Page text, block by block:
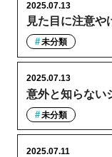
見た目に注意や
2025.07.13
未分類
意外と知らない
2025.07.13
未分類
2025.07.11